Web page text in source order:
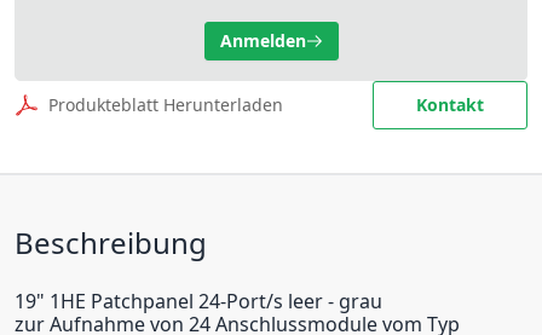
Anmelden
Produkteblatt Herunterladen Kontakt
Beschreibung
19" 1HE Patchpanel 24-Port/s leer - grau
zur Aufnahme von 24 Anschlussmodule vom Typ